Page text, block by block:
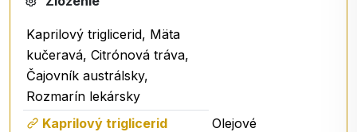
Kaprilový triglicerid, Mäta
kučeravá, Citrónová tráva,
Čajovník austrálsky,
Rozmarín lekársky
Kaprilový triglicerid
Olejové